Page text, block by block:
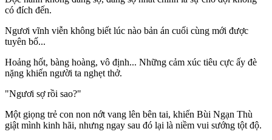
có đích đến.
Ngươi vĩnh viễn không biết lúc nào bản án cuối cùng mới được
tuyên bố...
Hoảng hốt, bàng hoàng, vô định... Những cảm xúc tiêu cực ấy đè
nặng khiến người ta nghẹt thở.
"Ngươi sợ rồi sao?"
Một giọng trẻ con non nớt vang lên bên tai, khiến Bùi Ngạn Thù
giật mình kinh hãi, nhưng ngay sau đó lại là niềm vui sướng tột độ.